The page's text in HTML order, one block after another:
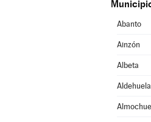
Abanto
Ainzón
Albeta
Almochuel